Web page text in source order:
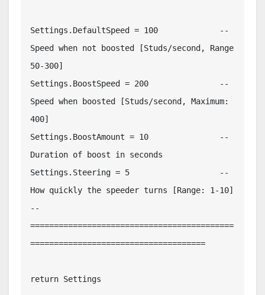
Settings.DefaultSpeed = 100		--
Speed when not boosted [Studs/second, Range
50-300]
Settings.BoostSpeed = 200		--
Speed when boosted [Studs/second, Maximum:
400]
Settings.BoostAmount = 10		--
Duration of boost in seconds
Settings.Steering = 5			--
How quickly the speeder turns [Range: 1-10]
--
===========================================
=====================================
return Settings